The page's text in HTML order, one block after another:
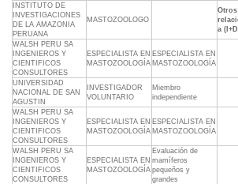
INSTITUTO DE
INVESTIGACIONES
DE LA AMAZONIA
PERUANA
MASTOZOOLOGO
a
WALSH PERU SA
INGENIEROS Y
CIENTIFICOS
CONSULTORES
ESPECIALISTA EN
MASTOZOOLOGÍA
ESPECIALISTA EN
MASTOZOOLOGÍA
UNIVERSIDAD
NACIONAL DE SAN
AGUSTIN
INVESTIGADOR
VOLUNTARIO
Miembro
independiente
WALSH PERU SA
INGENIEROS Y
CIENTIFICOS
CONSULTORES
ESPECIALISTA EN
MASTOZOOLOGÍA
ESPECIALISTA EN
MASTOZOOLOGÍA
WALSH PERU SA
INGENIEROS Y
CIENTIFICOS
CONSULTORES
ESPECIALISTA EN
MASTOZOOLOGÍA
Evaluación de
mamíferos
pequeños y
grandes